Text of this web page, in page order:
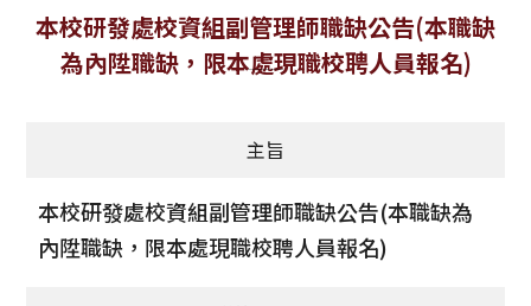
法規修訂
補助獎項
學術榮譽
其他
最新消息
本校研發處校資組副管理師職缺公告(本職缺
為內陞職缺，限本處現職校聘人員報名)
主旨
本校研發處校資組副管理師職缺公告(本職缺為
內陞職缺，限本處現職校聘人員報名)